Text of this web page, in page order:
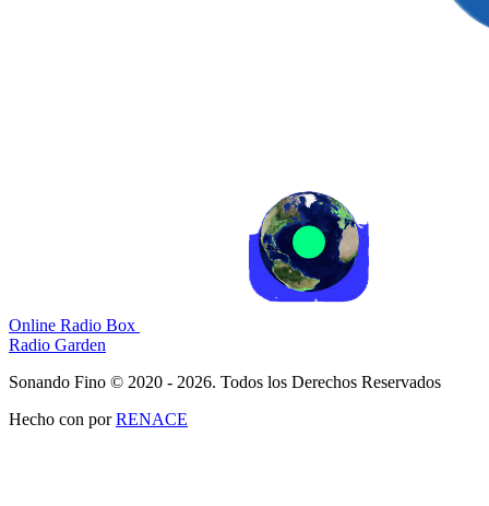
Online Radio Box
Radio Garden
Sonando Fino © 2020 - 2026. Todos los Derechos Reservados
Hecho con porRENACE